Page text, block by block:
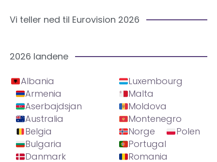
Vi teller ned til Eurovision 2026
2026 landene
Albania
Armenia
Aserbajdsjan
Australia
Belgia
Bulgaria
Danmark
Luxembourg
Malta
Moldova
Montenegro
Norge
Polen
Portugal
Romania